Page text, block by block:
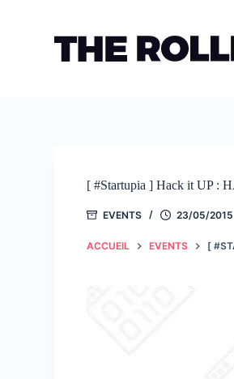
[ #Startupia ] Hack it UP :
EVENTS 23/05/2015
ACCUEIL EVENTS [